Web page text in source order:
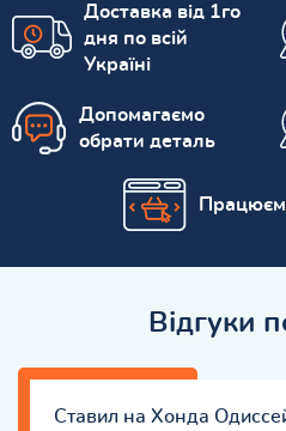
Доставка від 1го
дня по всій
Україні
Допомагаємо
обрати деталь
Відгуки
Ставил на Хонда